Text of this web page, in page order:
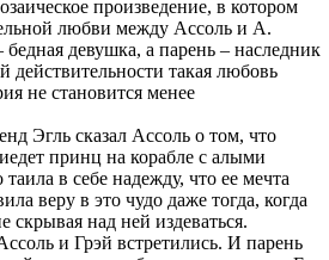
произведение, в котором
любви между Ассоль и А.
девушка, а парень – наследник
действительности такая любовь
не становится менее
Эгль сказал Ассоль о том, что
принц на корабле с алыми
в себе надежду, что ее мечта
веру в это чудо даже тогда, когда
скрывая над ней издеваться.
и Грэй встретились. И парень